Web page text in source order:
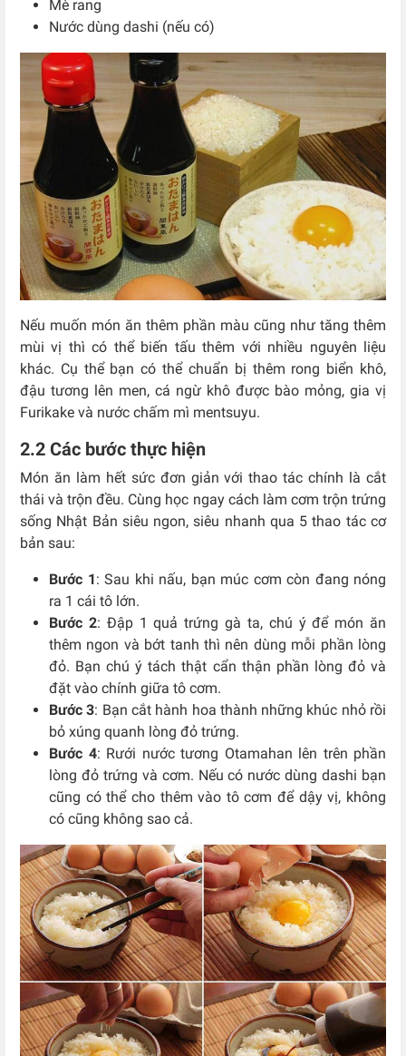
Mè rang
Nước dùng dashi (nếu có)
Nếu muốn món ăn thêm phần màu cũng như tăng thêm
mùi vị thì có thể biến tấu thêm với nhiều nguyên liệu
khác. Cụ thể bạn có thể chuẩn bị thêm rong biển khô,
đậu tương lên men, cá ngừ khô được bào mỏng, gia vị
Furikake và nước chấm mì mentsuyu.
2.2 Các bước thực hiện
Món ăn làm hết sức đơn giản với thao tác chính là cắt
thái và trộn đều. Cùng học ngay cách làm cơm trộn trứng
sống Nhật Bản siêu ngon, siêu nhanh qua 5 thao tác cơ
bản sau:
Bước 1: Sau khi nấu, bạn múc cơm còn đang nóng
ra 1 cái tô lớn.
Bước 2: Đập 1 quả trứng gà ta, chú ý để món ăn
thêm ngon và bớt tanh thì nên dùng mỗi phần lòng
đỏ. Bạn chú ý tách thật cẩn thận phần lòng đỏ và
đặt vào chính giữa tô cơm.
Bước 3: Bạn cắt hành hoa thành những khúc nhỏ rồi
bỏ xúng quanh lòng đỏ trứng.
Bước 4: Rưới nước tương Otamahan lên trên phần
lòng đỏ trứng và cơm. Nếu có nước dùng dashi bạn
cũng có thể cho thêm vào tô cơm để dậy vị, không
có cũng không sao cả.